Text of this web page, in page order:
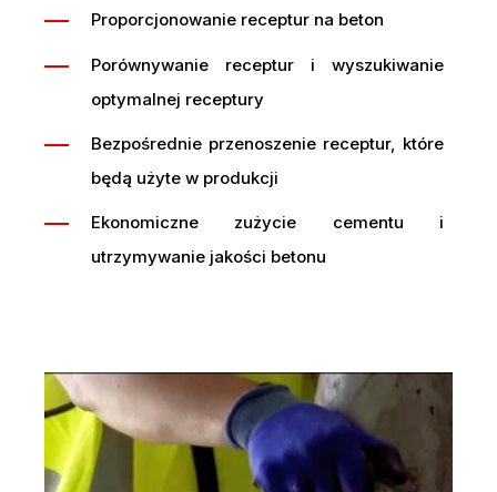
Proporcjonowanie receptur na beton
Porównywanie receptur i wyszukiwanie
optymalnej receptury
Bezpośrednie przenoszenie receptur, które
będą użyte w produkcji
Ekonomiczne zużycie cementu i
utrzymywanie jakości betonu